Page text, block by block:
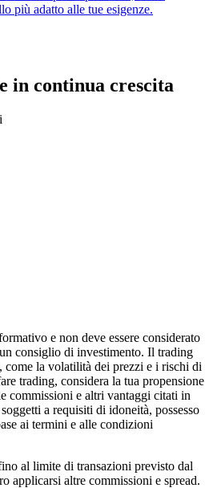
più adatto alle tue esigenze.
in continua crescita
e non deve essere considerato
consiglio di investimento. Il trading
la volatilità dei prezzi e i rischi di
trading, considera la tua propensione
commissioni e altri vantaggi citati in
a requisiti di idoneità, possesso
ai termini e alle condizioni
al limite di transazioni previsto dal
applicarsi altre commissioni e spread.